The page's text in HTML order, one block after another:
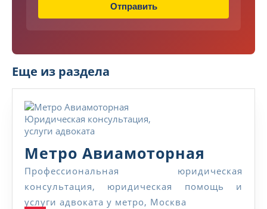
е
Отправить
Еще из раздела
Метро Авиамоторная
Профессиональная юридическая
консультация, юридическая помощь и
услуги адвоката у метро, Москва